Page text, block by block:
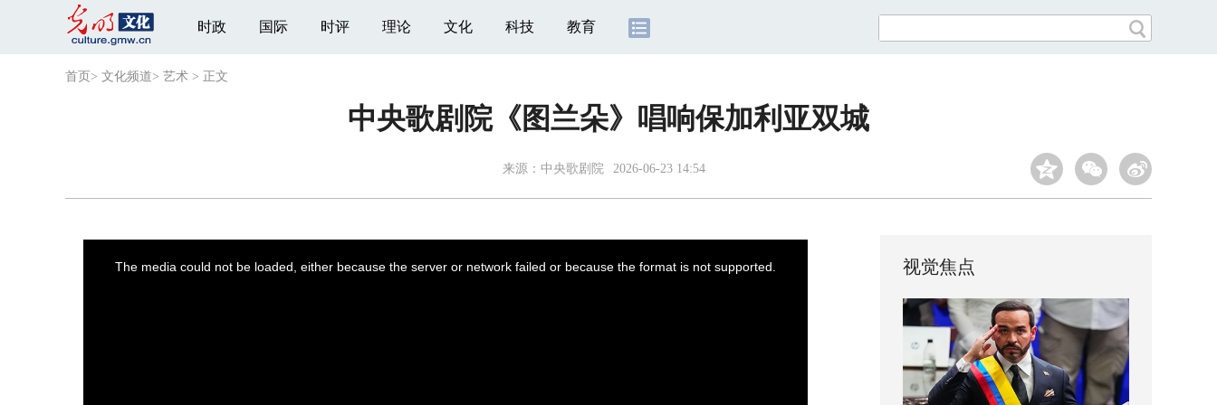
时政 国际 时评 理论 文化 科技 教育
首页 > 文化频道> 艺术 > 正文
中央歌剧院《图兰朵》唱响保加利亚双城
来源： 中央歌剧院 2026-06-23 14:54
The media could not be loaded, either because the server or network failed or because the format is not supported. 视觉焦点